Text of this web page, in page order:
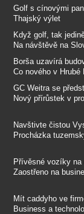
Golf s cínovými
Thajský výlet
Když golf, tak
Na návštěvě na
Borša uzavírá
Co nového v Hrubé
GC Weitra se
Nový přírůstek v
Navštivte čistou
Procházka
Přívěsné vozíky na
Zaostřeno na
Mít caddyho ve
Business a